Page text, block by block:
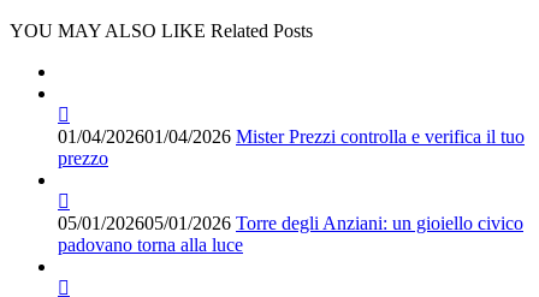
YOU MAY ALSO LIKE Related Posts
01/04/202601/04/2026 Mister Prezzi controlla e verifica il tuo
prezzo
05/01/202605/01/2026 Torre degli Anziani: un gioiello civico
padovano torna alla luce